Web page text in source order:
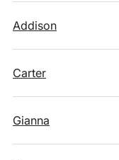
Addison
Carter
Gianna